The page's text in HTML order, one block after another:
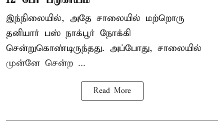
இந்நிலையில், அதே சாலையில் மற்றொரு
தனியார் பஸ் நாக்பூர் நோக்கி
சென்றுகொண்டிருந்தது. அப்போது, சாலையில்
முன்னே சென்ற ...
Read More